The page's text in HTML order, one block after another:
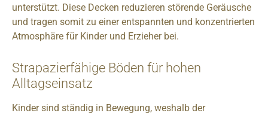
unterstützt. Diese Decken reduzieren störende Geräusche
und tragen somit zu einer entspannten und konzentrierten
Atmosphäre für Kinder und Erzieher bei.
Strapazierfähige Böden für hohen
Alltagseinsatz
Kinder sind ständig in Bewegung, weshalb der